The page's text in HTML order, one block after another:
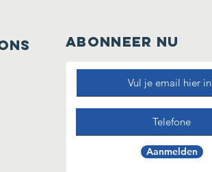
ABONNEER NU
Aanmelden